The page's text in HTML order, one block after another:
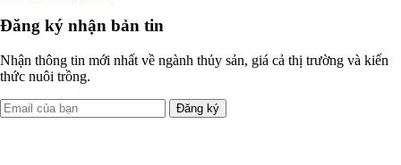
Đăng ký nhận bản tin
Nhận thông tin mới nhất về ngành thủy sản, giá cả thị trường và kiến
thức nuôi trồng.
Đăng ký